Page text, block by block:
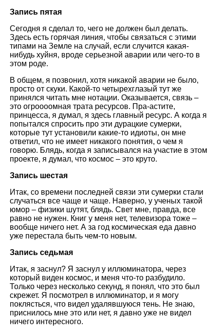
Запись пятая
Сегодня я сделал то, чего не должен был делать.
Здесь есть горячая линия, чтобы связаться с этими
типами на Земле на случай, если случится какая-
нибудь хуйня, вроде серьезной аварии или чего-то в
этом роде.
В общем, я позвонил, хотя никакой аварии не было,
просто от скуки. Какой-то четырехглазый тут же
принялся читать мне нотации. Оказывается, связь –
это огроооомная трата ресурсов. Пра-астите,
принцесса, я думал, я здесь главный ресурс. А когда я
попытался спросить про эти дурацкие сумерки,
которые тут установили какие-то идиоты, он мне
ответил, что не имеет никакого понятия, о чем я
говорю. Блядь, когда я записывался на участие в этом
проекте, я думал, что космос – это круто.
Запись шестая
Итак, со времени последней связи эти сумерки стали
случаться все чаще и чаще. Наверно, у ученых такой
юмор – физики шутят, блядь. Свет мне, правда, все
равно не нужен. Книг у меня нет, телевизора тоже –
вообще ничего нет. А за год космическая еда давно
уже перестала быть чем-то новым.
Запись седьмая
Итак, я заснул? Я заснул у иллюминатора, через
который виден космос, и меня что-то разбудило.
Только через несколько секунд, я понял, что это был
скрежет. Я посмотрел в иллюминатор, и я могу
поклясться, что видел удалявшуюся тень. Не знаю,
приснилось мне это или нет, я давно уже не видел
ничего интересного.